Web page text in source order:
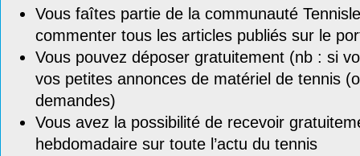
Vous faîtes partie de la communauté
commenter tous les articles publiés sur le
Vous pouvez déposer gratuitement (nb : si
vos petites annonces de matériel de tennis
demandes)
Vous avez la possibilité de recevoir
hebdomadaire sur toute l’actu du tennis